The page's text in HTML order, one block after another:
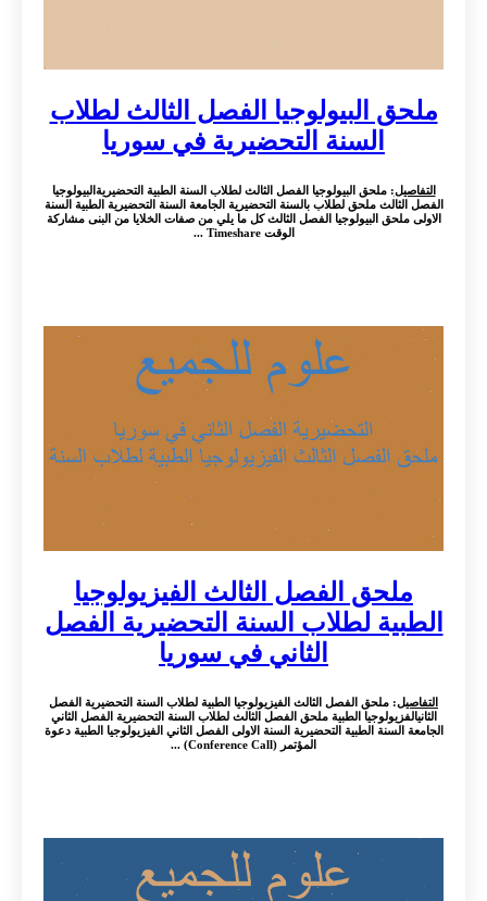
ملحق البيولوجيا الفصل الثالث لطلاب
السنة التحضيرية في سوريا
التفاصيل: ملحق البيولوجيا الفصل الثالث لطلاب السنة الطبية التحضيريةالبيولوجيا
الفصل الثالث ملحق لطلاب بالسنة التحضيرية الجامعة السنة التحضيرية الطبية السنة
الاولى ملحق البيولوجيا الفصل الثالث كل ما يلي من صفات الخلايا من البنى مشاركة
الوقت Timeshare ...
ملحق الفصل الثالث الفيزيولوجيا
الطبية لطلاب السنة التحضيرية الفصل
الثاني في سوريا
التفاصيل: ملحق الفصل الثالث الفيزيولوجيا الطبية لطلاب السنة التحضيرية الفصل
الثانيالفزيولوجيا الطبية ملحق الفصل الثالث لطلاب السنة التحضيرية الفصل الثاني
الجامعة السنة الطبية التحضيرية السنة الاولى الفصل الثاني الفيزيولوجيا الطبية دعوة
المؤتمر (Conference Call) ...